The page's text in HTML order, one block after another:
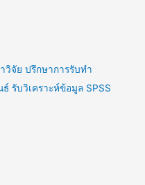
วิจัย ปรึกษาการรับทำ
รับวิเคราะห์ข้อมูล SPSS